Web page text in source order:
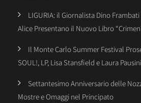
LIGURIA: il Giornalista Dino
Alice Presentano il Nuovo Libro
Il Monte Carlo Summer Festival
SOUL!, LP, Lisa Stansfield e Laura Pausini
Settantesimo Anniversario delle
Mostre e Omaggi nel Principato